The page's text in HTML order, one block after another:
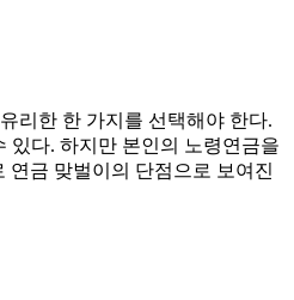
리한 한 가지를 선택해야 한다.
있다. 하지만 본인의 노령연금을
연금 맞벌이의 단점으로 보여진